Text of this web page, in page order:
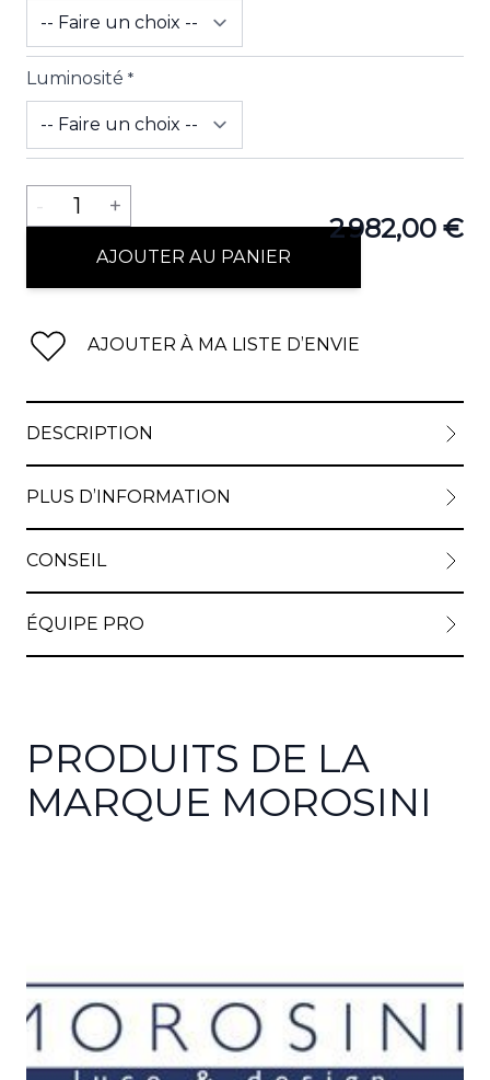
Luminosité *
2 982,00 €
Quantité
- 1 +
AJOUTER AU PANIER
AJOUTER À MA LISTE D’ENVIE
DESCRIPTION
PLUS D’INFORMATION
CONSEIL
ÉQUIPE PRO
PRODUITS DE LA
MARQUE MOROSINI